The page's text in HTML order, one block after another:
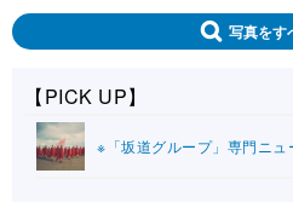
写真をす
【PICK UP】
※「坂道グループ」専門ニュ